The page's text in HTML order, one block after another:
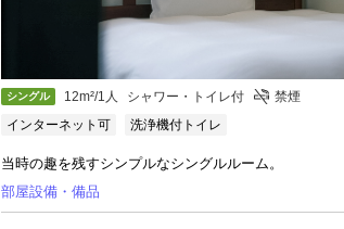
シングル 12m²/1人 シャワー・トイレ付
禁煙
インターネット可
洗浄機付トイレ
当時の趣を残すシンプルなシングルルーム。
部屋設備・備品